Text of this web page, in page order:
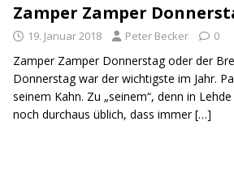
Zamper Zamper
19. Januar 2018 Peter Becker 0
Zamper Zamper Donnerstag oder der
Donnerstag war der wichtigste im Jahr.
seinem Kahn. Zu „seinem“, denn in
noch durchaus üblich, dass immer[…]